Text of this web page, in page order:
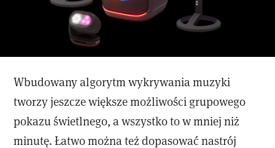
Wbudowany algorytm wykrywania muzyki
tworzy jeszcze większe możliwości grupowego
pokazu świetlnego, a wszystko to w mniej niż
minutę. Łatwo można też dopasować nastrój